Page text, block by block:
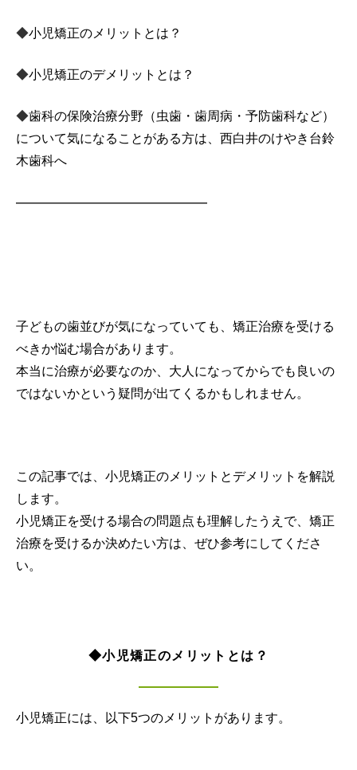
◆小児矯正のメリットとは？
◆小児矯正のデメリットとは？
◆歯科の保険治療分野（虫歯・歯周病・予防歯科など）
について気になることがある方は、西白井のけやき台鈴
木歯科へ
———————————————
子どもの歯並びが気になっていても、矯正治療を受ける
べきか悩む場合があります。
本当に治療が必要なのか、大人になってからでも良いの
ではないかという疑問が出てくるかもしれません。
この記事では、小児矯正のメリットとデメリットを解説
します。
小児矯正を受ける場合の問題点も理解したうえで、矯正
治療を受けるか決めたい方は、ぜひ参考にしてくださ
い。
◆小児矯正のメリットとは？
小児矯正には、以下5つのメリットがあります。